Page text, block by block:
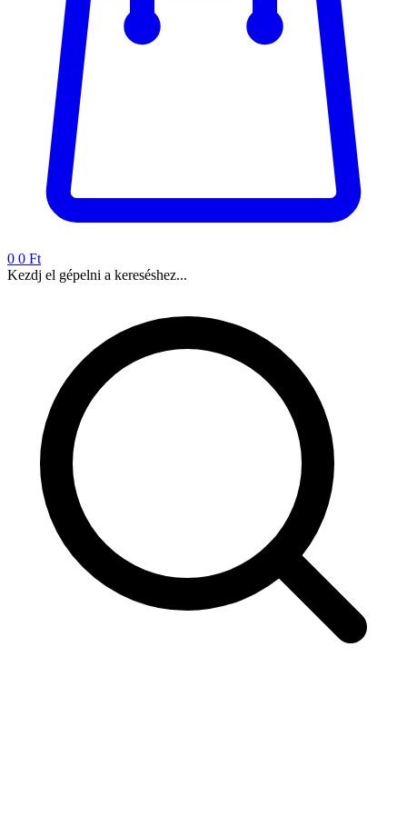
0 0 Ft
Kezdj el gépelni a kereséshez...